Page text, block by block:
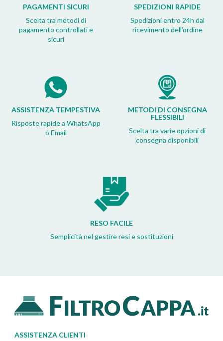
PAGAMENTI SICURI
Scelta tra metodi di
pagamento controllati e
sicuri
SPEDIZIONI RAPIDE
Spedizioni entro 24h dal
ricevimento dell’ordine
ASSISTENZA TEMPESTIVA
Risposte rapide a WhatsApp
o Email
METODI DI CONSEGNA
FLESSIBILI
Scelta tra varie opzioni di
consegna disponibili
RESO FACILE
Semplicità nel gestire resi e sostituzioni
ASSISTENZA CLIENTI